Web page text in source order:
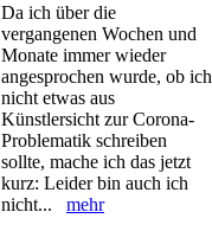
Da ich über die
vergangenen Wochen und
Monate immer wieder
angesprochen wurde, ob ich
nicht etwas aus
Künstlersicht zur Corona-
Problematik schreiben
sollte, mache ich das jetzt
kurz: Leider bin auch ich
nicht... mehr